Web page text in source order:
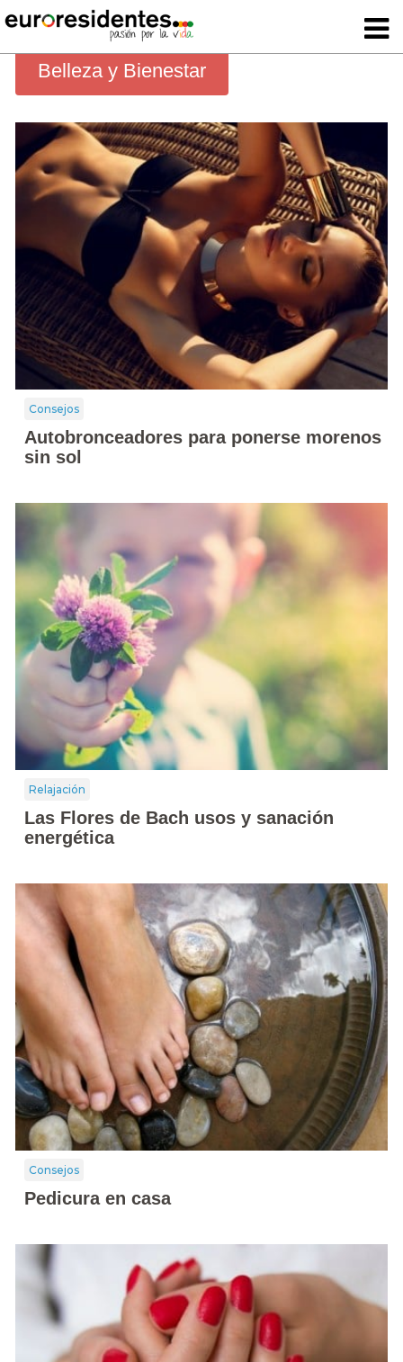
Belleza y Bienestar
Consejos
Autobronceadores para ponerse morenos
sin sol
Relajación
Las Flores de Bach usos y sanación
energética
Consejos
Pedicura en casa